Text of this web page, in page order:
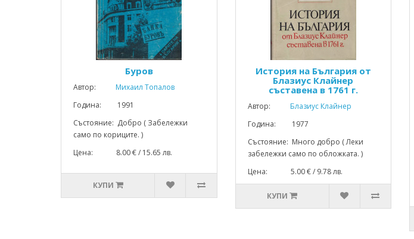
Буров
Автор:
Михаил Топалов
Година: 1991
Състояние: Добро ( Забележки
само по кориците. )
Цена: 8.00 € / 15.65 лв.
КУПИ
История на България от
Блазиус Клайнер
съставена в 1761 г.
Автор:
Блазиус Клайнер
Година: 1977
Състояние: Много добро ( Леки
забележки само по обложката. )
Цена: 5.00 € / 9.78 лв.
КУПИ